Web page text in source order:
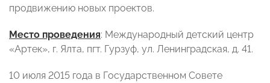
продвижению новых проектов.
Место проведения: Международный детский центр
«Артек», г. Ялта, пгт. Гурзуф, ул. Ленинградская, д. 41.
10 июля 2015 года в Государственном Совете